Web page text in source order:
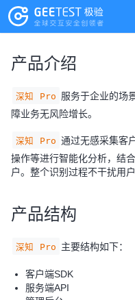
>
产品介绍
深知 Pro 服务于企业的场
障业务无风险增长。
深知 Pro 通过无感采集客
操作等进行智能化分析，结
户。整个识别过程不干扰用
产品结构
深知 Pro 主要结构如下：
客户端SDK
服务端API